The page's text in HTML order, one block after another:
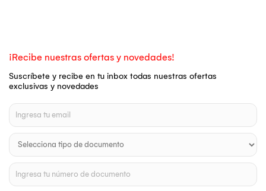
¡Recibe nuestras ofertas y novedades!
Suscríbete y recibe en tu inbox todas nuestras ofertas
exclusivas y novedades